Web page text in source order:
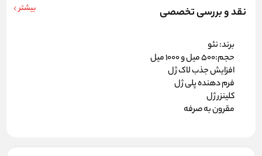
نقد و بررسی تخصصی بیشتر
برند: نئو
حجم:500 میل و 1000 میل
افزایش جذب لاک ژل
فرم دهنده پلی ژل
کلینزر ژل
مقرون به صرفه